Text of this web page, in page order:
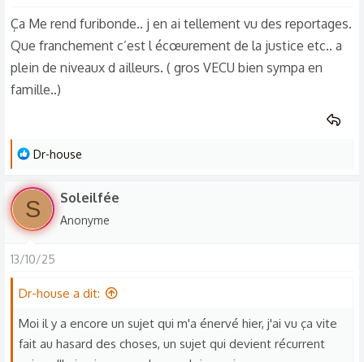
porter plainte contre vous pour dire que la maison était
insalubre. Donc c'était une parenthèse sur ce sujet-là. On
pourrait en discuter longuement mais aujourd'hui moi je ne
comprends pas comment on peut laisser des personnes
des squatters, s'incruster chez vous, sans qu'il soit inquiété
t
n
s
Ça Me rend furibonde.. j en ai tellement vu des reportages.
Que franchement c’est l écœurement de la justice etc.. a
plein de niveaux d ailleurs. ( gros VECU bien sympa en
famille..)
L
s
r
é
c
o
n
s
Dr-house
S Soleilfée
Anonyme
13/10/25
Dr-house a dit:
Moi il y a encore un sujet qui m'a énervé hier, j'ai vu ça vite
fait au hasard des choses, un sujet qui devient récurrent